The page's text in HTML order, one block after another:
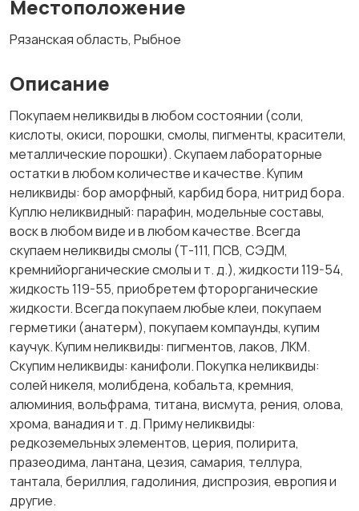
Местоположение
Рязанская область, Рыбное
Описание
Покупаем неликвиды в любом состоянии (соли,
кислоты, окиси, порошки, смолы, пигменты, красители,
металлические порошки). Скупаем лабораторные
остатки в любом количестве и качестве. Купим
неликвиды: бор аморфный, карбид бора, нитрид бора.
Куплю неликвидный: парафин, модельные составы,
воск в любом виде и в любом качестве. Всегда
скупаем неликвиды смолы (Т-111, ПСВ, СЭДМ,
кремнийорганические смолы и т. д.), жидкости 119-54,
жидкость 119-55, приобретем фторорганические
жидкости. Всегда покупаем любые клеи, покупаем
герметики (анатерм), покупаем компаунды, купим
каучук. Купим неликвиды: пигментов, лаков, ЛКМ.
Скупим неликвиды: канифоли. Покупка неликвиды:
солей никеля, молибдена, кобальта, кремния,
алюминия, вольфрама, титана, висмута, рения, олова,
хрома, ванадия и т. д. Приму неликвиды:
редкоземельных элементов, церия, полирита,
празеодима, лантана, цезия, самария, теллура,
тантала, бериллия, гадолиния, диспрозия, европия и
другие.